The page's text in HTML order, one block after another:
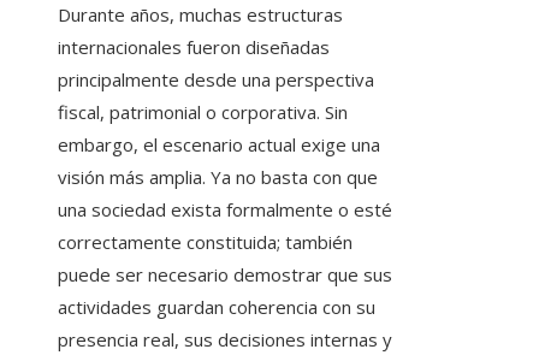
Durante años, muchas estructuras
internacionales fueron diseñadas
principalmente desde una perspectiva
fiscal, patrimonial o corporativa. Sin
embargo, el escenario actual exige una
visión más amplia. Ya no basta con que
una sociedad exista formalmente o esté
correctamente constituida; también
puede ser necesario demostrar que sus
actividades guardan coherencia con su
presencia real, sus decisiones internas y